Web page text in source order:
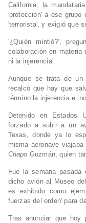
California, la
'protección' a ese
'terrorista', y exigió que
'¿Quién mintió?',
colaboración en
ni la injerencia'.
Aunque se trata de un
recalcó que hay que
término la injerencia e
Detenido en Estados
forzado a subir a un
Texas, donde ya lo
misma aeronave
Chapo Guzmán, quien
Fue la semana
dicho avión al Museo
es exhibido como
fuerzas del orden' para
Tras anunciar que hoy